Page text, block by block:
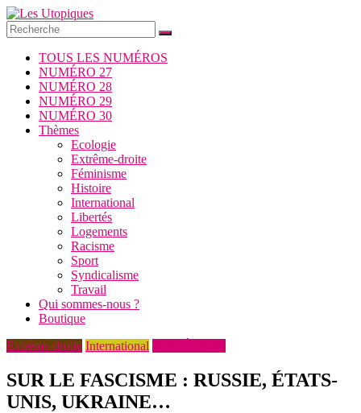
Passer
au
contenu
Les
Utopiques
Revue
réflexion
éditée
TOUS LES NUMÉROS
NUMÉRO 27
NUMÉRO 28
NUMÉRO 29
NUMÉRO 30
Thèmes
Ecologie
Extrême-droite
Féminisme
Histoire
International
Libertés
Logements
Racisme
Sport
Syndicalisme
Travail
Qui sommes-nous ?
Boutique
Extrême-droite International
SUR LE FASCISME : RUSSIE, ÉTATS-
UNIS, UKRAINE…